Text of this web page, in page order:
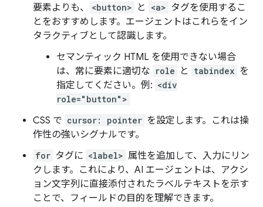
要素よりも、 <button> と <a> タグを使用するこ
とをおすすめします。エージェントはこれらをイン
タラクティブとして認識します。
セマンティック HTML を使用できない場合
は、常に要素に適切な role と tabindex を
指定してください。例: <div
role="button">
CSS で cursor: pointer を設定します。これは操
作性の強いシグナルです。
for タグに <label> 属性を追加して、入力にリン
クします。これにより、AI エージェントは、アクシ
ョン文字列に直接添付されたラベルテキストを示す
ことで、フィールドの目的を理解できます。